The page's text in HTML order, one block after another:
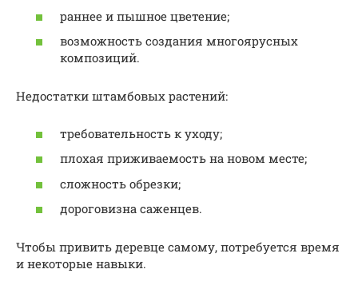
раннее и пышное цветение;
возможность создания многоярусных
композиций.
Недостатки штамбовых растений:
требовательность к уходу;
плохая приживаемость на новом месте;
сложность обрезки;
дороговизна саженцев.
Чтобы привить деревце самому, потребуется время
и некоторые навыки.